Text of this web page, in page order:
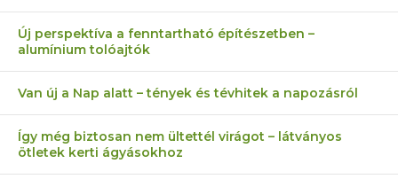
Új perspektíva a fenntartható építészetben –
alumínium tolóajtók
Van új a Nap alatt – tények és tévhitek a napozásról
Így még biztosan nem ültettél virágot – látványos
ötletek kerti ágyásokhoz